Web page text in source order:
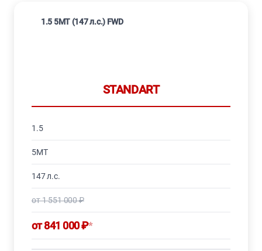
1.5 5MT (147 л.с.) FWD
STANDART
1.5
5MT
147 л.с.
от 1 551 000 ₽
от 841 000 ₽*